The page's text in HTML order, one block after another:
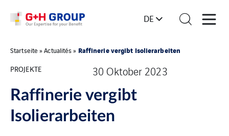
DE
Startseite »Actualités» Raffinerie vergibt Isolierarbeiten
PROJEKTE
30 Oktober 2023
Raffinerie vergibt
Isolierarbeiten